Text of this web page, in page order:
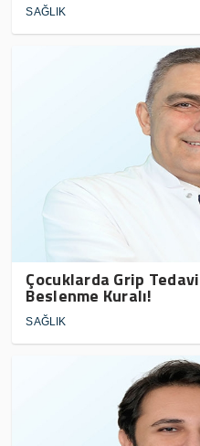
SAĞLIK
Çocuklarda Grip
Beslenme Kuralı!
SAĞLIK